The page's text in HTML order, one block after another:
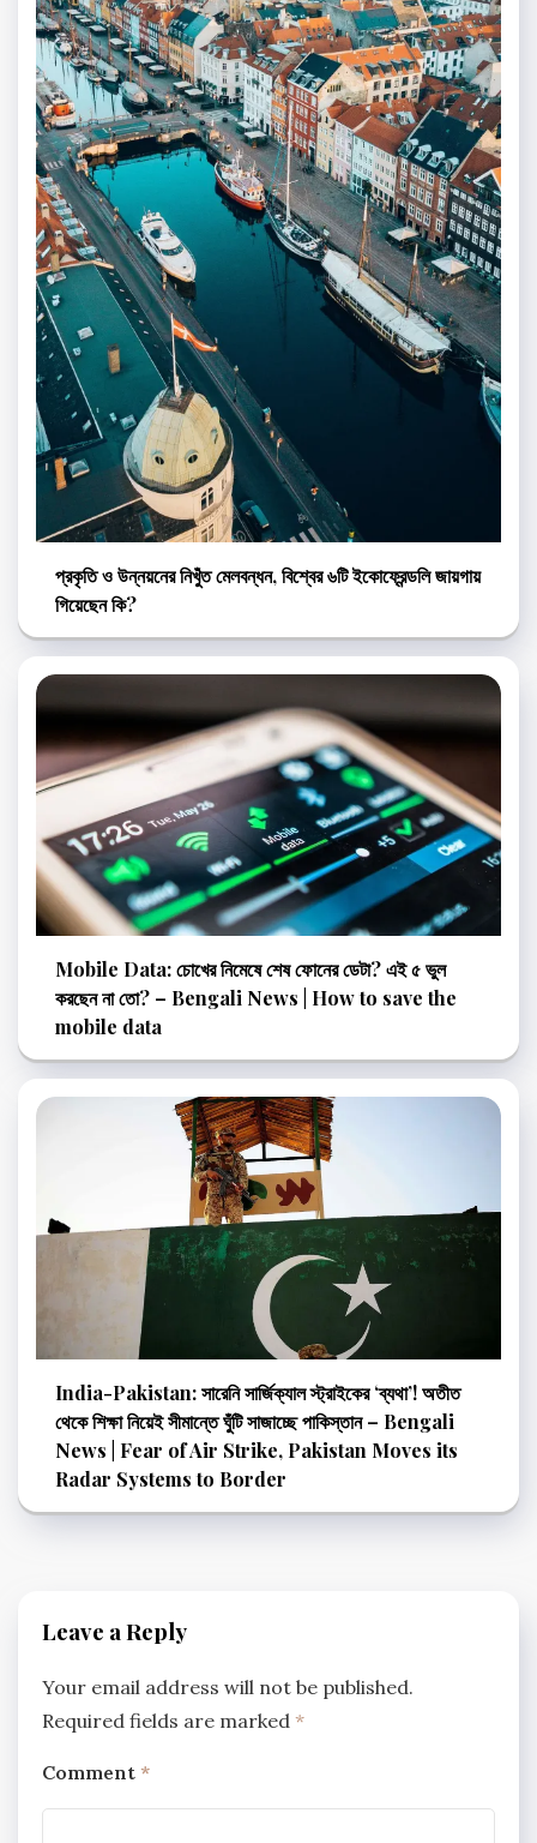
প্রকৃতি ও উন্নয়নের নিখুঁত মেলবন্ধন, বিশ্বের ৬টি ইকোফ্রেন্ডলি জায়গায়
গিয়েছেন কি?
Mobile Data: চোখের নিমেষে শেষ ফোনের ডেটা? এই ৫ ভুল
করছেন না তো? – Bengali News | How to save the
mobile data
India-Pakistan: সারেনি সার্জিক্যাল স্ট্রাইকের ‘ব্যথা’! অতীত
থেকে শিক্ষা নিয়েই সীমান্তে ঘুঁটি সাজাচ্ছে পাকিস্তান – Bengali
News | Fear of Air Strike, Pakistan Moves its
Radar Systems to Border
Leave a Reply
Your email address will not be published.
Required fields are marked *
Comment *